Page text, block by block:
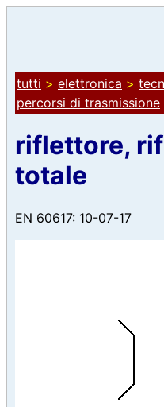
tutti > elettronica >
percorsi di trasmissione
riflettore,
totale
EN 60617: 10-07-17